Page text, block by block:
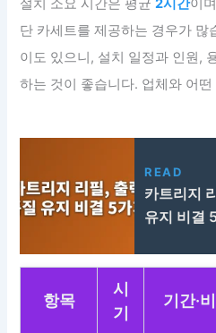
설치 소요 시간은 평균2시간이
단 카세트를 제공하는 경우가 많
이도 있으니, 설치 일정과 인원,
하는 것이 좋습니다. 업체와 어
READ
카트리지
유지 비결
항목
시
기
기간·